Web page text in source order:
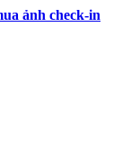
ảnh check-in